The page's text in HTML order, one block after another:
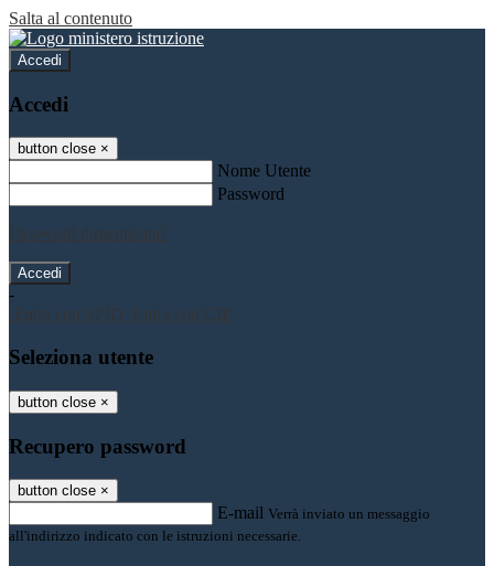
Salta al contenuto
Accedi
Accedi
button close ×
Nome Utente
Password
Password dimenticata?
-
Entra con SPID
Entra con CIE
Seleziona utente
button close ×
Recupero password
button close ×
E-mail Verrà inviato un messaggio
all'indirizzo indicato con le istruzioni necessarie.